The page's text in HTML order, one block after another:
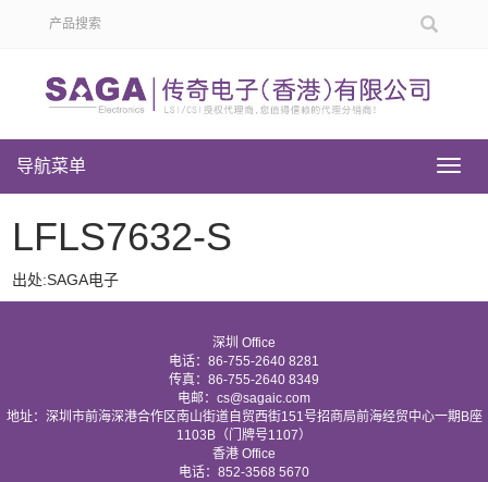
导
航
导航菜单
LFLS7632-S
出处:SAGA电子
深圳 Office
电话：86-755-2640 8281
传真：86-755-2640 8349
电邮：cs@sagaic.com
地址：深圳市前海深港合作区南山街道自贸西街151号招商局前海经贸中心一期B座
1103B（门牌号1107）
香港 Office
电话：852-3568 5670